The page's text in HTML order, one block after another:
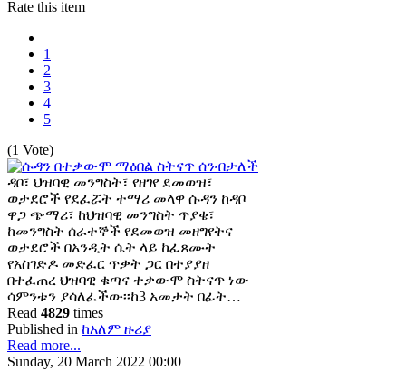
Rate this item
1
2
3
4
5
(1 Vote)
ዳቦ፣ ህዝባዊ መንግስት፣ የዘገየ ደመወዝ፣
ወታደሮች የደፈሯት ተማሪ መላዋ ሱዳን ከዳቦ
ዋጋ ጭማሪ፣ ከህዝባዊ መንግስት ጥያቄ፣
ከመንግስት ሰራተኞች የደመወዝ መዘግየትና
ወታደሮች በአንዲት ሴት ላይ ከፈጸሙት
የአስገድዶ መድፈር ጥቃት ጋር በተያያዘ
በተፈጠረ ህዝባዊ ቁጣና ተቃውሞ ስትናጥ ነው
ሳምንቱን ያሳለፈችው፡፡ከ3 አመታት በፊት…
Read 4829 times
Published in ከአለም ዙሪያ
Read more...
Sunday, 20 March 2022 00:00